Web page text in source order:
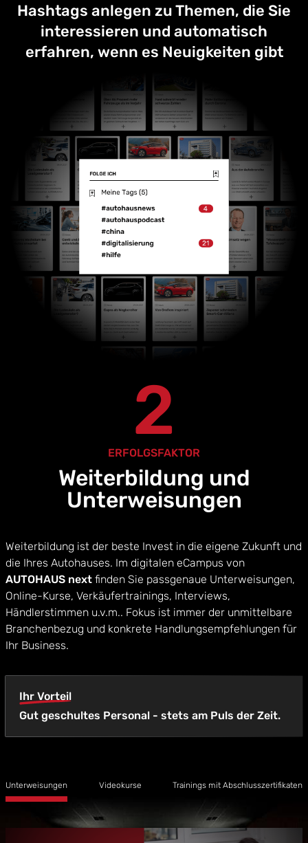
Hashtags anlegen zu Themen, die Sie
interessieren und automatisch
erfahren, wenn es Neuigkeiten gibt
2
ERFOLGSFAKTOR
Weiterbildung und
Unterweisungen
Weiterbildung ist der beste Invest in die eigene Zukunft und
die Ihres Autohauses. Im digitalen eCampus von
AUTOHAUS next finden Sie passgenaue Unterweisungen,
Online-Kurse, Verkäufertrainings, Interviews,
Händlerstimmen u.v.m.. Fokus ist immer der unmittelbare
Branchenbezug und konkrete Handlungsempfehlungen für
Ihr Business.
Ihr Vorteil
Gut geschultes Personal - stets am Puls der Zeit.
Unterweisungen Videokurse Trainings mit Abschlusszertifikaten